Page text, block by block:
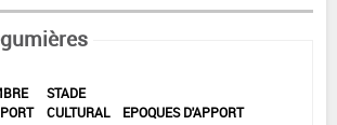
STADE
CULTURAL
EPOQUES D'APPORT